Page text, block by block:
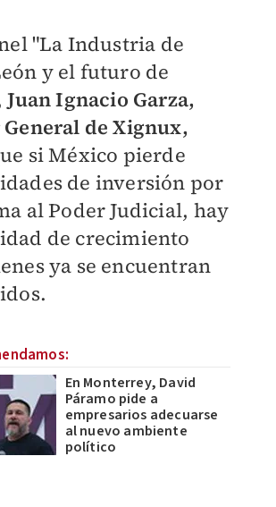
"La Industria de
y el futuro de
Juan Ignacio Garza,
de Xignux,
si México pierde
de inversión por
al Poder Judicial, hay
de crecimiento
ya se encuentran
En Monterrey, David
Páramo pide a
empresarios adecuarse
al nuevo ambiente
político